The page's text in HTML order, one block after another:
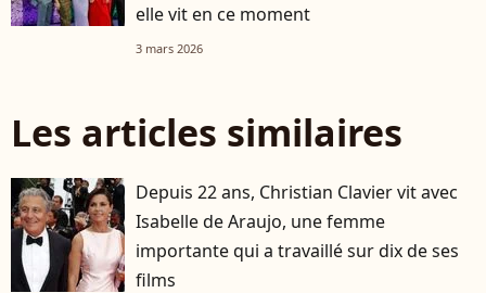
elle vit en ce moment
3 mars 2026
Les articles similaires
Depuis 22 ans, Christian Clavier vit avec
Isabelle de Araujo, une femme
importante qui a travaillé sur dix de ses
films